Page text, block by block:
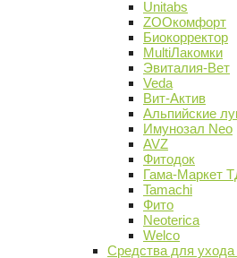
Unitabs
ZOOкомфорт
Биокорректор
MultiЛакомки
Эвиталия-Вет
Veda
Вит-Актив
Альпийские
Имунозал Neo
AVZ
Фитодок
Гама-Маркет
Tamachi
Фито
Neoterica
Welco
Средства для ухода